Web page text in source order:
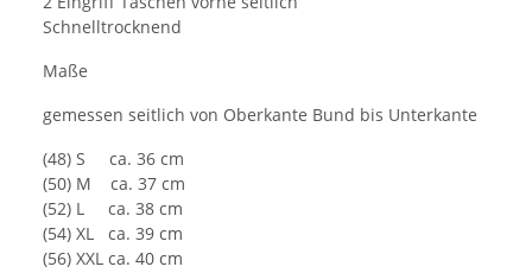
Schnelltrocknend
Maße
gemessen seitlich von Oberkante Bund bis Unterkante
(48) S ca. 36 cm
(50) M ca. 37 cm
(52) L ca. 38 cm
(54) XL ca. 39 cm
(56) XXL ca. 40 cm